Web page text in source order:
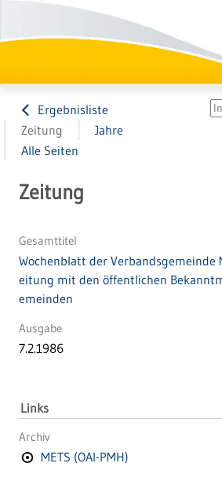
Ergebnisliste
Zeitung
Jahre
Alle Seiten
Zeitung
Gesamttitel
Wochenblatt der Verbandsgemeinde
eitung mit den öffentlichen
emeinden
Ausgabe
7.2.1986
Links
Archiv
METS (OAI-PMH)